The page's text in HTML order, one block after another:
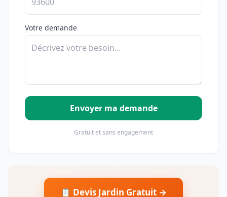
Votre demande
Envoyer ma demande
Gratuit et sans engagement
📋 Devis Jardin Gratuit →